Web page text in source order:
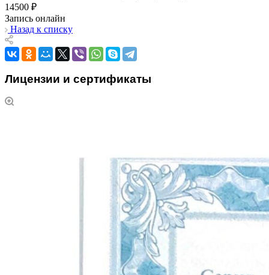
14500 ₽
Запись онлайн
Назад к списку
Лицензии и сертификаты